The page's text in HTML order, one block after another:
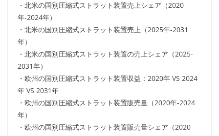
・北米の国別圧縮式ストラット装置売上シェア（2020
年-2024年）
・北米の国別圧縮式ストラット装置売上（2025年-2031
年）
・北米の国別圧縮式ストラット装置の売上シェア（2025-
2031年）
・欧州の国別圧縮式ストラット装置収益：2020年 VS 2024
年 VS 2031年
・欧州の国別圧縮式ストラット装置販売量（2020年-2024
年）
・欧州の国別圧縮式ストラット装置販売量シェア（2020